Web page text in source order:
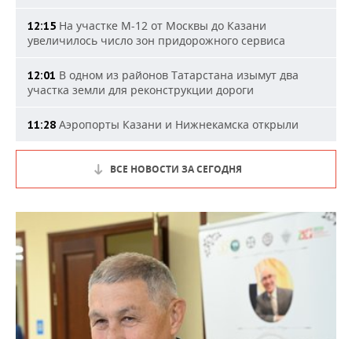
12:15 На участке М-12 от Москвы до Казани
увеличилось число зон придорожного сервиса
12:01 В одном из районов Татарстана изымут два
участка земли для реконструкции дороги
11:28 Аэропорты Казани и Нижнекамска открыли
ВСЕ НОВОСТИ ЗА СЕГОДНЯ